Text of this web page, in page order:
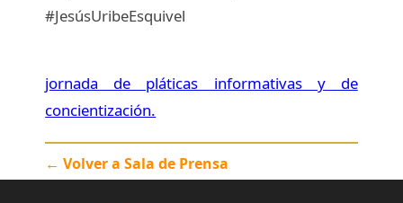
#JesúsUribeEsquivel
jornada de pláticas informativas y de
concientización.
← Volver a Sala de Prensa